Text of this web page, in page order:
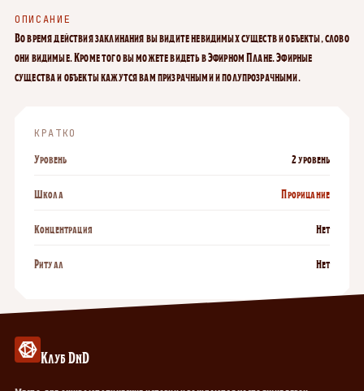
ОПИСАНИЕ
Во время действия заклинания вы видите невидимых существ и объекты, слово
они видимые. Кроме того вы можете видеть в Эфирном Плане. Эфирные
существа и объекты кажутся вам призрачными и полупрозрачными.
КРАТКО
Уровень 2 уровень
Школа Прорицание
Концентрация Нет
Ритуал Нет
Клуб DnD